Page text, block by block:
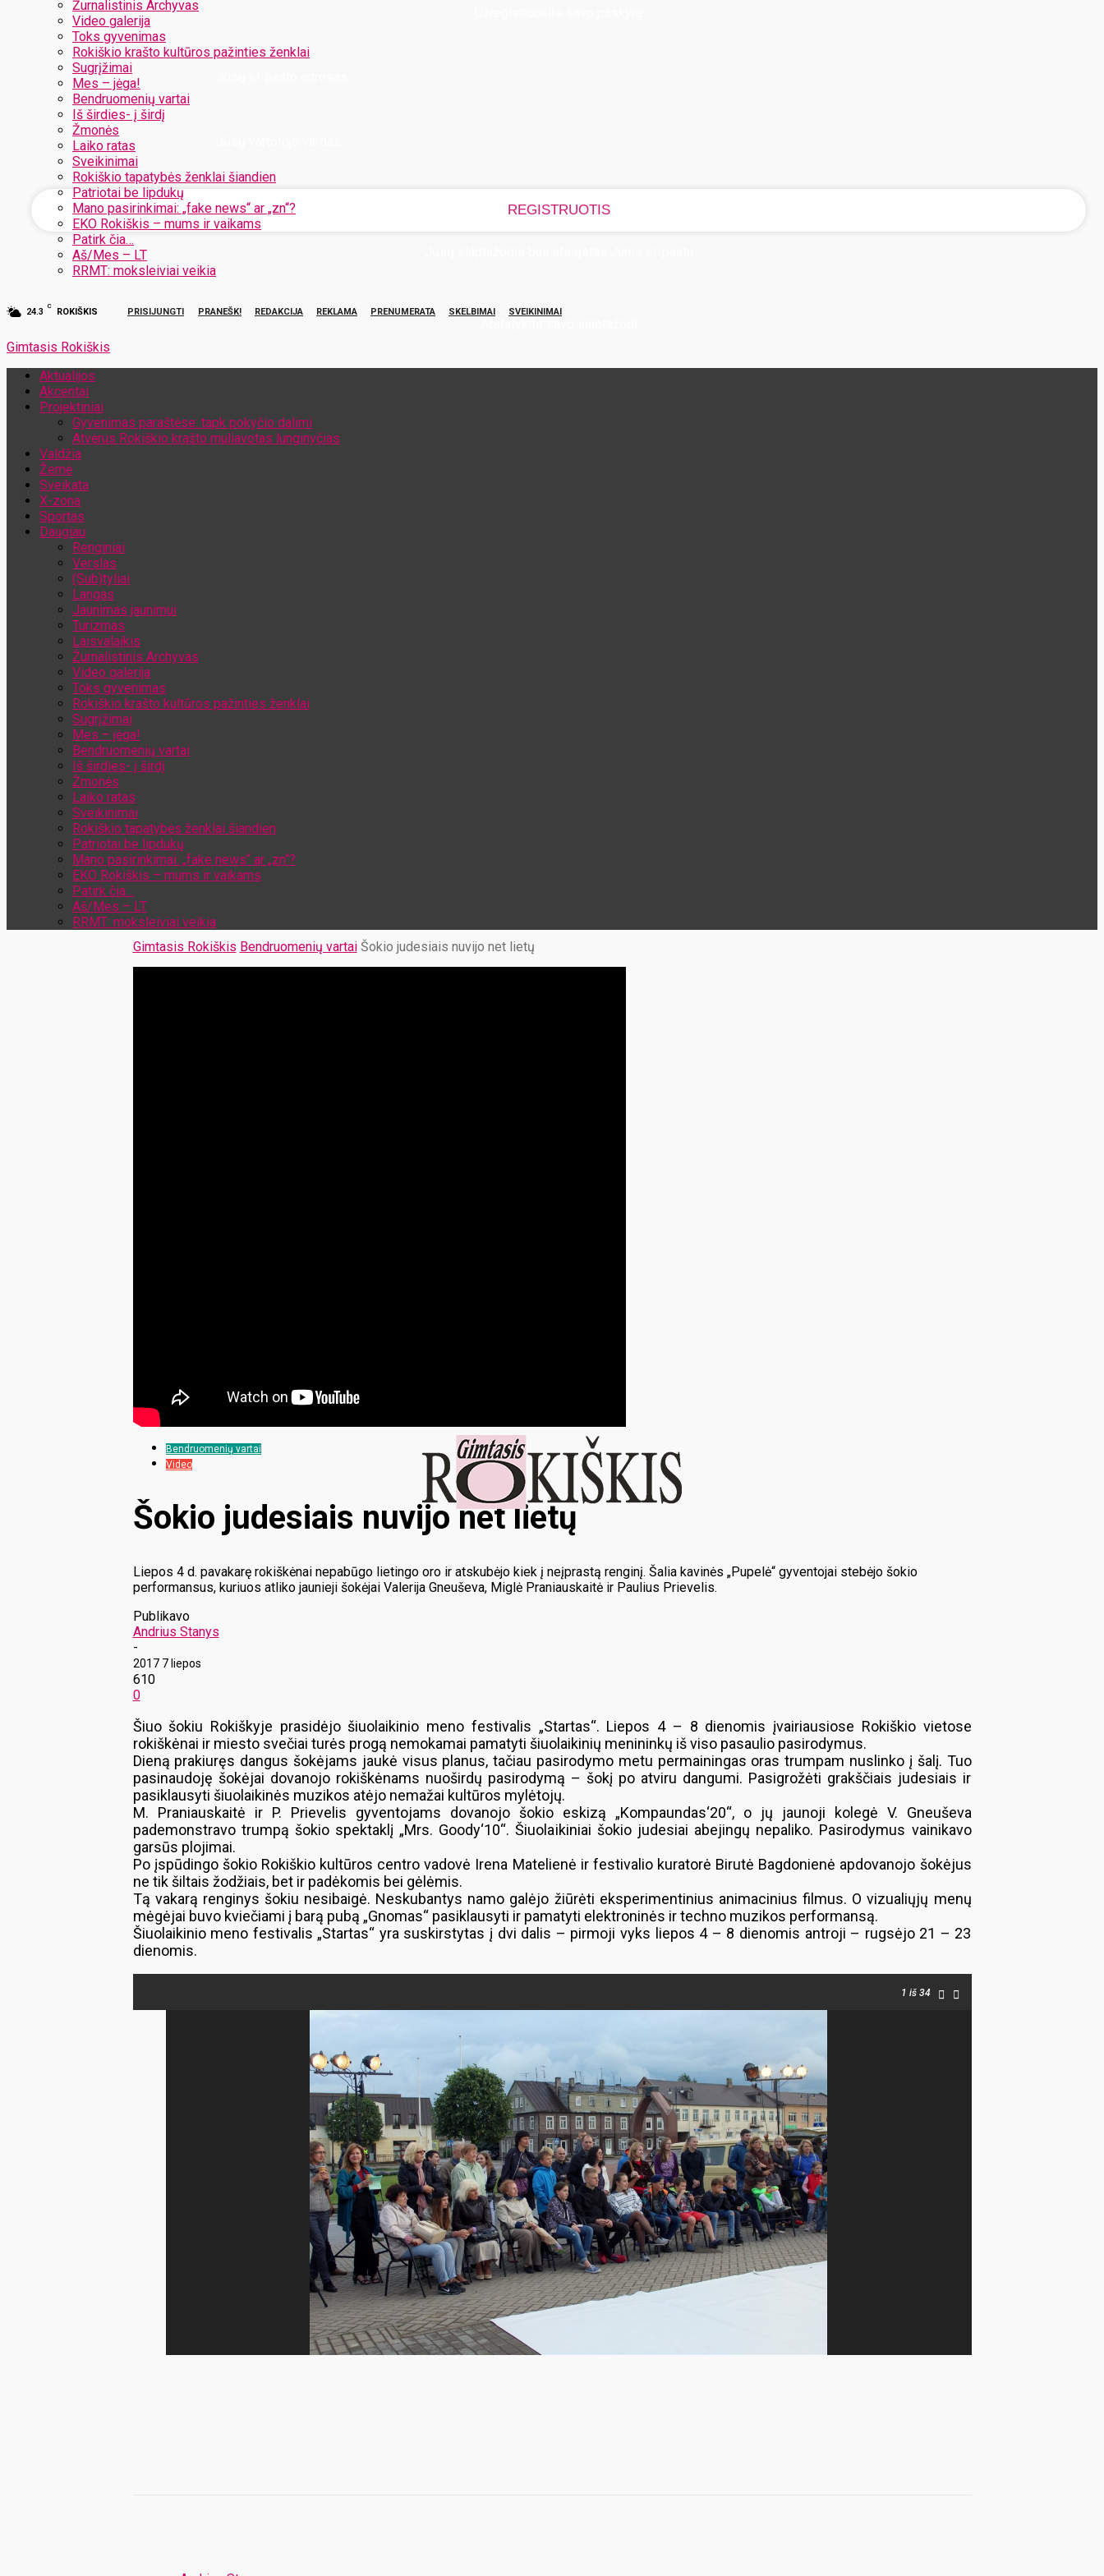
Žurnalistinis Archyvas
Video galerija
Toks gyvenimas
Rokiškio krašto kultūros pažinties ženklai
Sugrįžimai
Mes – jėga!
Bendruomenių vartai
Iš širdies- į širdį
Žmonės
Laiko ratas
Sveikinimai
Rokiškio tapatybės ženklai šiandien
Patriotai be lipdukų
Mano pasirinkimai: „fake news“ ar „zn“?
EKO Rokiškis – mums ir vaikams
Patirk čia…
Aš/Mes – LT
RRMT: moksleiviai veikia
24.3
C
ROKIŠKIS PRISIJUNGTI PRANEŠK! REDAKCIJA REKLAMA PRENUMERATA SKELBIMAI SVEIKINIMAI
Gimtasis Rokiškis
Aktualijos
Akcentai
Projektiniai
Gyvenimas paraštėse: tapk pokyčio dalimi
Atvėrus Rokiškio krašto muliavotas lunginyčias
Valdžia
Žemė
Sveikata
X-zona
Sportas
Daugiau
Renginiai
Verslas
(Sub)tyliai
Langas
Jaunimas jaunimui
Turizmas
Laisvalaikis
Žurnalistinis Archyvas
Video galerija
Toks gyvenimas
Rokiškio krašto kultūros pažinties ženklai
Sugrįžimai
Mes – jėga!
Bendruomenių vartai
Iš širdies- į širdį
Žmonės
Laiko ratas
Sveikinimai
Rokiškio tapatybės ženklai šiandien
Patriotai be lipdukų
Mano pasirinkimai: „fake news“ ar „zn“?
EKO Rokiškis – mums ir vaikams
Patirk čia…
Aš/Mes – LT
RRMT: moksleiviai veikia
Gimtasis Rokiškis Bendruomenių vartai Šokio judesiais nuvijo net lietų
Bendruomenių vartai
Video
Šokio judesiais nuvijo net lietų
Liepos 4 d. pavakarę rokiškėnai nepabūgo lietingo oro ir atskubėjo kiek į neįprastą renginį. Šalia kavinės „Pupelė“ gyventojai stebėjo šokio
performansus, kuriuos atliko jaunieji šokėjai Valerija Gneuševa, Miglė Praniauskaitė ir Paulius Prievelis.
Publikavo
Andrius Stanys
-
2017 7 liepos
610
0
Šiuo šokiu Rokiškyje prasidėjo šiuolaikinio meno festivalis „Startas“. Liepos 4 – 8 dienomis įvairiausiose Rokiškio vietose
rokiškėnai ir miesto svečiai turės progą nemokamai pamatyti šiuolaikinių menininkų iš viso pasaulio pasirodymus.
Dieną prakiuręs dangus šokėjams jaukė visus planus, tačiau pasirodymo metu permainingas oras trumpam nuslinko į šalį. Tuo
pasinaudoję šokėjai dovanojo rokiškėnams nuoširdų pasirodymą – šokį po atviru dangumi. Pasigrožėti grakščiais judesiais ir
pasiklausyti šiuolaikinės muzikos atėjo nemažai kultūros mylėtojų.
M. Praniauskaitė ir P. Prievelis gyventojams dovanojo šokio eskizą „Kompaundas‘20“, o jų jaunoji kolegė V. Gneuševa
pademonstravo trumpą šokio spektaklį „Mrs. Goody‘10“. Šiuolaikiniai šokio judesiai abejingų nepaliko. Pasirodymus vainikavo
garsūs plojimai.
Po įspūdingo šokio Rokiškio kultūros centro vadovė Irena Matelienė ir festivalio kuratorė Birutė Bagdonienė apdovanojo šokėjus
ne tik šiltais žodžiais, bet ir padėkomis bei gėlėmis.
Tą vakarą renginys šokiu nesibaigė. Neskubantys namo galėjo žiūrėti eksperimentinius animacinius filmus. O vizualiųjų menų
mėgėjai buvo kviečiami į barą pubą „Gnomas“ pasiklausyti ir pamatyti elektroninės ir techno muzikos performansą.
Šiuolaikinio meno festivalis „Startas“ yra suskirstytas į dvi dalis – pirmoji vyks liepos 4 – 8 dienomis antroji – rugsėjo 21 – 23
dienomis.
1 iš 34